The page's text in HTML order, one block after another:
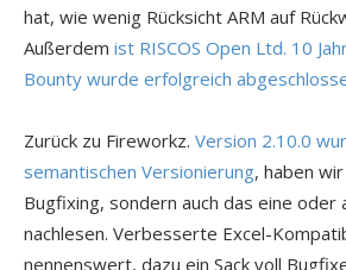
hat, wie wenig Rücksicht ARM auf
Außerdem ist RISCOS Open Ltd. 10
Bounty wurde erfolgreich
Zurück zu Fireworkz. Version 2.10.0
semantischen Versionierung, haben
Bugfixing, sondern auch das eine oder
nachlesen. Verbesserte Excel-
nennenswert, dazu ein Sack voll